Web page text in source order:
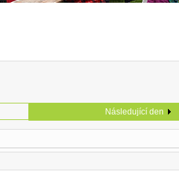
Následující den